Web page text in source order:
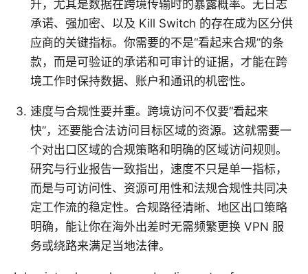
升，尤其是数据在跨境传输时的暴露概率。无日志
承诺、强加密、以及 Kill Switch 的存在成为区分供
应商的关键指标。你需要的不是“看起来合规”的条
款，而是可验证的承诺和可审计的证据，才能在跨
境工作时保持数据、账户和通讯的机密性。
速度与合规性要并重。跨境访问不仅要“看起来
快”，还要能合法访问目标区域的资源。这就需要一
个对出口区域的合规策略和明确的区域访问规则。
研究与行业报告一致指出，速度不只是单一指标，
而是与可访问性、资源可用性和法规合规性共同决
定工作流的稳定性。合规路径清晰、地区出口策略
明确，能让你在海外出差时无需频繁更换 VPN 服
务或绕路来满足当地法律。